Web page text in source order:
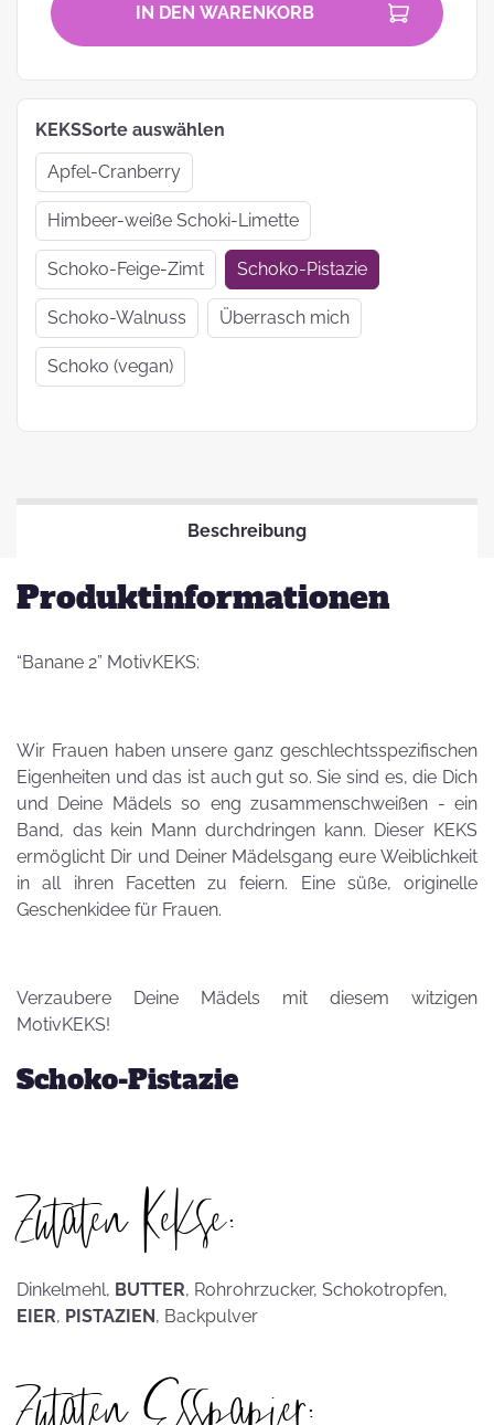
IN DEN WARENKORB
KEKSSorte auswählen
Apfel-Cranberry
Himbeer-weiße Schoki-Limette
Schoko-Feige-Zimt Schoko-Pistazie
Schoko-Walnuss Überrasch mich
Schoko (vegan)
Beschreibung
Produktinformationen
“Banane 2” MotivKEKS:
Wir Frauen haben unsere ganz geschlechtsspezifischen
Eigenheiten und das ist auch gut so. Sie sind es, die Dich
und Deine Mädels so eng zusammenschweißen - ein
Band, das kein Mann durchdringen kann. Dieser KEKS
ermöglicht Dir und Deiner Mädelsgang eure Weiblichkeit
in all ihren Facetten zu feiern. Eine süße, originelle
Geschenkidee für Frauen.
Verzaubere Deine Mädels mit diesem witzigen
MotivKEKS!
Schoko-Pistazie
Zutaten Kekse:
Dinkelmehl, BUTTER, Rohrohrzucker, Schokotropfen,
EIER, PISTAZIEN, Backpulver